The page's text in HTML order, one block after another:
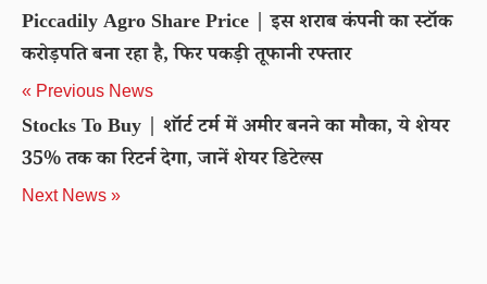
Piccadily Agro Share Price | इस शराब कंपनी का स्टॉक
करोड़पति बना रहा है, फिर पकड़ी तूफानी रफ्तार
« Previous News
Stocks To Buy | शॉर्ट टर्म में अमीर बनने का मौका, ये शेयर
35% तक का रिटर्न देगा, जानें शेयर डिटेल्स
Next News »